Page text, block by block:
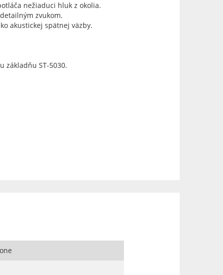
nežiaduci hluk z okolia.
zvukom.
akustickej spätnej väzby.
základňu ST-5030.